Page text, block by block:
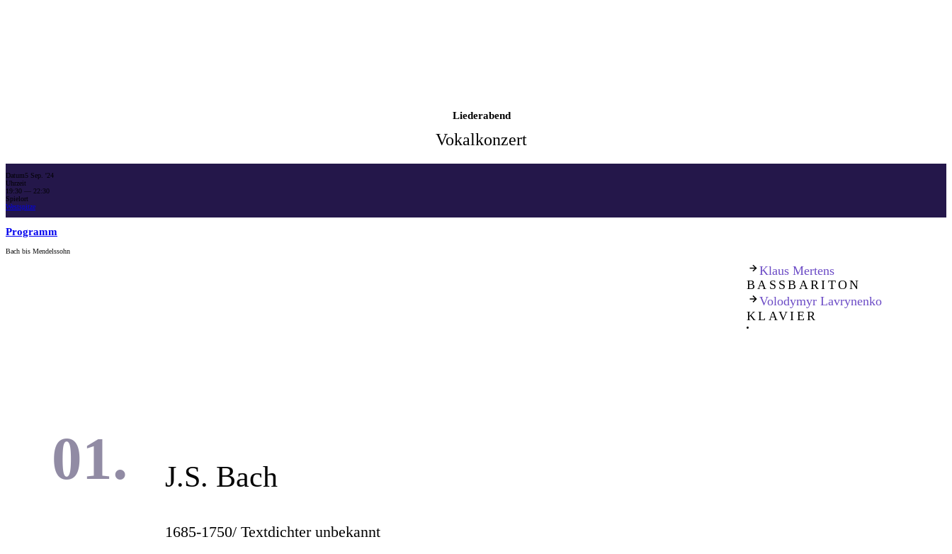
Liederabend
Vokalkonzert
Datum5 Sep. '24
Uhrzeit
19:30 — 22:30
Spielort
Westspitze
Programm
Bach bis Mendelssohn
Klaus Mertens
BASSBARITON
Volodymyr Lavrynenko
KLAVIER
J.S. Bach
1685-1750/ Textdichter unbekannt